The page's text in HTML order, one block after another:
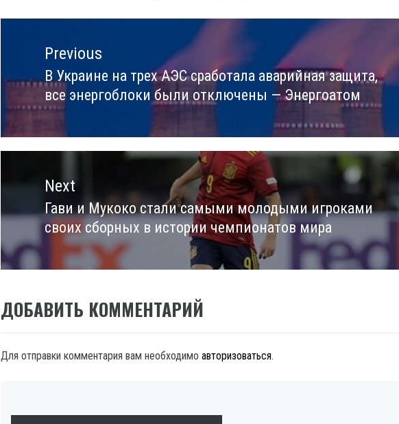
Навигация
записямPrevious
Previous
post:
В Украине на трех АЭС сработала аварийная защита,
все энергоблоки были отключены — Энергоатом
Next
Next
post:
Гави и Мукоко стали самыми молодыми игроками
своих сборных в истории чемпионатов мира
ДОБАВИТЬ КОММЕНТАРИЙ
Для отправки комментария вам необходимо авторизоваться.